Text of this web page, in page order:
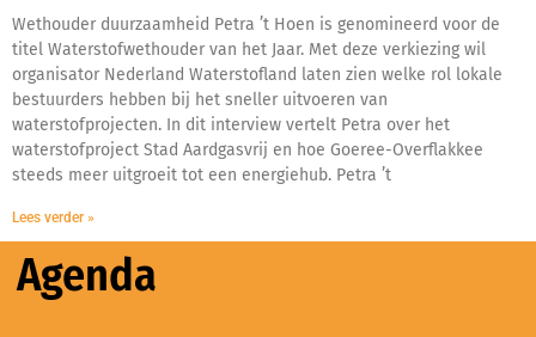
Wethouder duurzaamheid Petra ’t Hoen is genomineerd voor de
titel Waterstofwethouder van het Jaar. Met deze verkiezing wil
organisator Nederland Waterstofland laten zien welke rol lokale
bestuurders hebben bij het sneller uitvoeren van
waterstofprojecten. In dit interview vertelt Petra over het
waterstofproject Stad Aardgasvrij en hoe Goeree-Overflakkee
steeds meer uitgroeit tot een energiehub. Petra ’t
Lees verder »
Agenda